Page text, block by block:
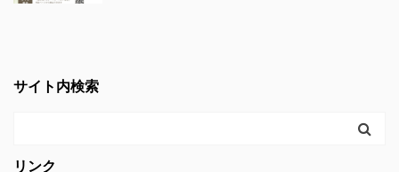
サイト内検索
リンク